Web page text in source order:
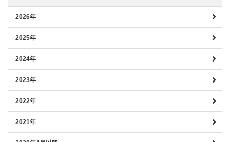
2026年
2025年
2024年
2023年
2022年
2021年